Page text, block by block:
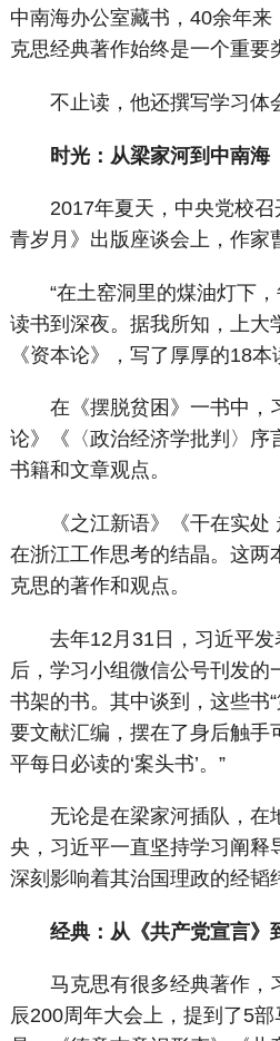
中南海办公室藏书，40余年来
克思经典著作始终是一个重要
不止读，他还撰写学习体会
时光：从梁家河到中南海
2017年夏天，中央党校召
青岁月》出版座谈会上，作家
“在土窑洞里的煤油灯下，
读书到深夜。据我所知，上大
《资本论》，写了厚厚的18本
在《摆脱贫困》一书中，
论》《〈政治经济学批判〉序
书籍和文章观点。
《之江新语》《干在实处
在浙江工作思考的结晶。这两
克思的著作和观点。
去年12月31日，习近平发
后，学习小组微信公号刊发的
书架的书。其中谈到，这些书
要文献汇编，摆在了身后触手
平每日必读的‘案头书’。”
无论是在梁家河插队，在
央，习近平一直坚持学习阐释
深刻影响着其治国理政的经韬
经典：从《共产党宣言》
马克思有很多经典著作，
辰200周年大会上，提到了5